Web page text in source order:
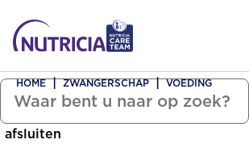
Zwanger Worden
afsluiten
HOME ZWANGERSCHAP VOEDING